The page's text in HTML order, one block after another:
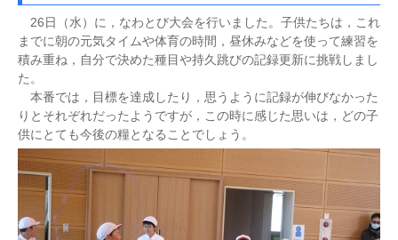
26日（水）に，なわとび大会を行いました。子供たちは，これ
までに朝の元気タイムや体育の時間，昼休みなどを使って練習を
積み重ね，自分で決めた種目や持久跳びの記録更新に挑戦しまし
た。
本番では，目標を達成したり，思うように記録が伸びなかった
りとそれぞれだったようですが，この時に感じた思いは，どの子
供にとても今後の糧となることでしょう。